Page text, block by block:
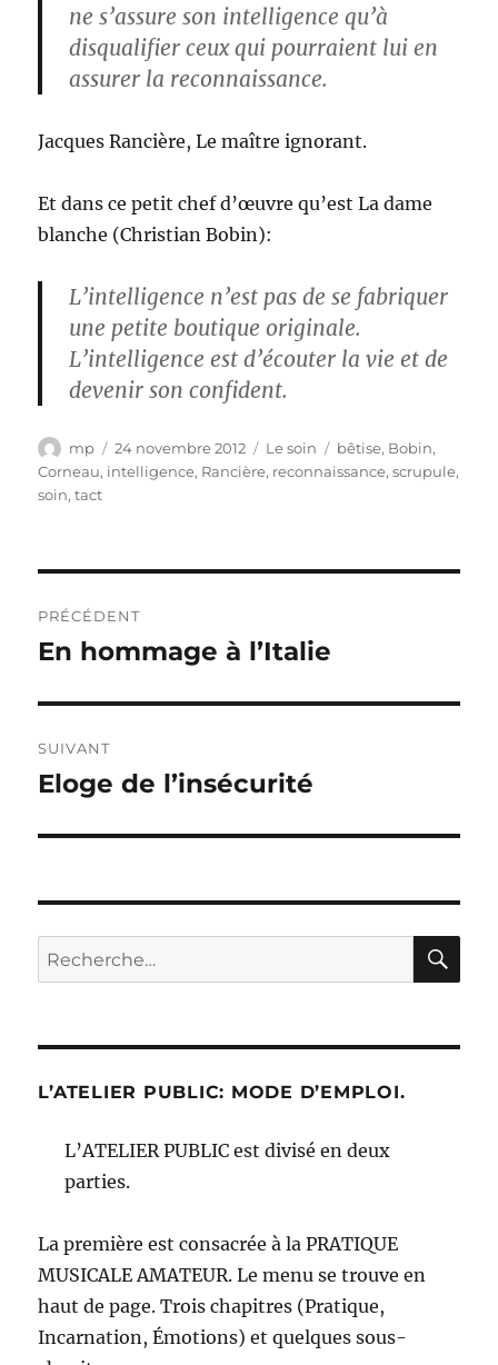
ne s’assure son intelligence qu’à
disqualifier ceux qui pourraient lui en
assurer la reconnaissance.
Jacques Rancière, Le maître ignorant.
Et dans ce petit chef d’œuvre qu’est La dame
blanche (Christian Bobin):
L’intelligence n’est pas de se fabriquer
une petite boutique originale.
L’intelligence est d’écouter la vie et de
devenir son confident.
Auteur
mp
Publié
le
24 novembre 2012 Catégories
Le soin Étiquettes
bêtise, Bobin,
Corneau, intelligence, Rancière, reconnaissance,scrupule,
soin,tact
de
PRÉCÉDENT
Publication
En hommage à l’Italie
SUIVANT
Publication
Eloge de l’insécurité
Recherche
pour :
L’ATELIER PUBLIC: MODE D’EMPLOI.
L’ATELIER PUBLIC est divisé en deux
parties.
La première est consacrée à la PRATIQUE
MUSICALE AMATEUR. Le menu se trouve en
haut de page. Trois chapitres (Pratique,
Incarnation, Émotions) et quelques sous-